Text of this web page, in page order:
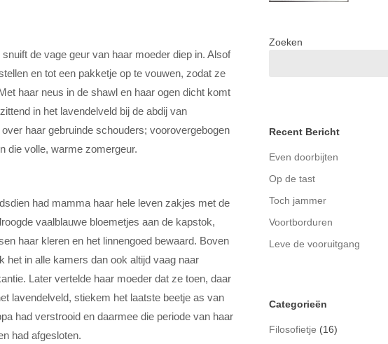
de vage geur van haar moeder diep in. Alsof
en tot een pakketje op te vouwen, zodat ze
haar neus in de shawl en haar ogen dicht komt
in het lavendelveld bij de abdij van
haar gebruinde schouders; voorovergebogen
die volle, warme zomergeur.
had mamma haar hele leven zakjes met de
vaalblauwe bloemetjes aan de kapstok,
haar kleren en het linnengoed bewaard. Boven
het in alle kamers dan ook altijd vaag naar
Later vertelde haar moeder dat ze toen, daar
lavendelveld, stiekem het laatste beetje as van
had verstrooid en daarmee die periode van haar
had afgesloten.
Zoeken
Recent Bericht
Even doorbijten
Op de tast
Toch jammer
Voortborduren
Leve de vooruitgang
Categorieën
Filosofietje (16)